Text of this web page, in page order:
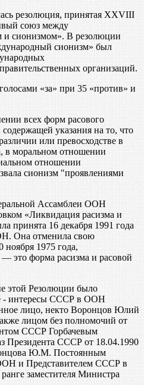
резолюция, принятая XXVIII
союз между
сионизмом». В резолюции
сионизм» был
организаций.
«за» при 35 «против» и
всех форм расового
указания на то, что
или превосходстве в
в моральном отношении
отношении
сионизм "проявлениями
Ассамблеи ООН
«Ликвидация расизма и
принята 16 декабря 1991 года
Она отменила свою
1975 года,
это форма расизма и расовой
этой Резолюции было
- интересы СССР в ООН
лицо, некто Воронцов Юлий
лицом без полномочий от
СССР Горбачевым
Президента СССР от 18.04.1990
Ю.М. Постоянным
и Представителем СССР в
заместителя Министра